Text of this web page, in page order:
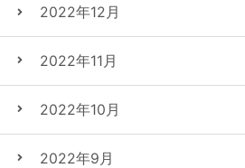
2022年12月
2022年11月
2022年10月
2022年9月